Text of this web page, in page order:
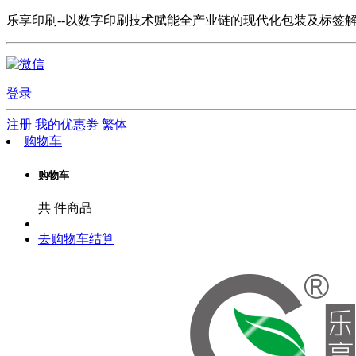
乐享印刷--以数字印刷技术赋能全产业链的现代化包装及标签
登录
注册 我的优惠劵 繁体
购物车
购物车
共 件商品
去购物车结算